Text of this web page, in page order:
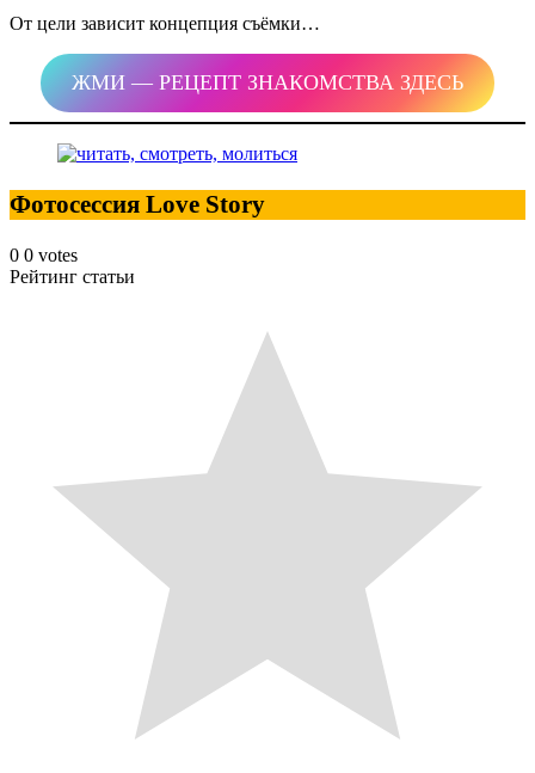
От цели зависит концепция съёмки…
ЖМИ — РЕЦЕПТ ЗНАКОМСТВА ЗДЕСЬ
Фотосессия Love Story
0 0 votes
Рейтинг статьи